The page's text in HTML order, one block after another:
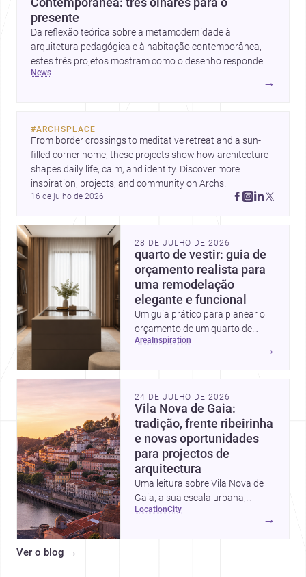
Contemporânea: três olhares para o
presente
Da reflexão teórica sobre a metamodernidade à
arquitetura pedagógica e à habitação contemporânea,
estes três projetos mostram como o desenho responde
hoje a emoção, uso e contexto. Para arquitetos, são
pistas valiosas sobre como criar espaços mais humanos,
news
→
#ARCHSPLACE
From border crossings to meditative retreat and a sun-
filled corner home, these projects show how architecture
shapes daily life, calm, and identity. Discover more
inspiration, projects, and community on Archs!
16 de julho de 2026
28 DE JULHO DE 2026
quarto de vestir: guia de
orçamento realista para
uma remodelação
elegante e funcional
Um guia prático para planear o
orçamento de um quarto de
vestir em Portugal, com
escondidas.
area inspiration
→
24 DE JULHO DE 2026
Vila Nova de Gaia:
tradição, frente ribeirinha
e novas oportunidades
para projectos de
arquitectura
Uma leitura sobre Vila Nova de
Gaia, a sua escala urbana,
património arquitectónico e
location city
→
Ver o blog →